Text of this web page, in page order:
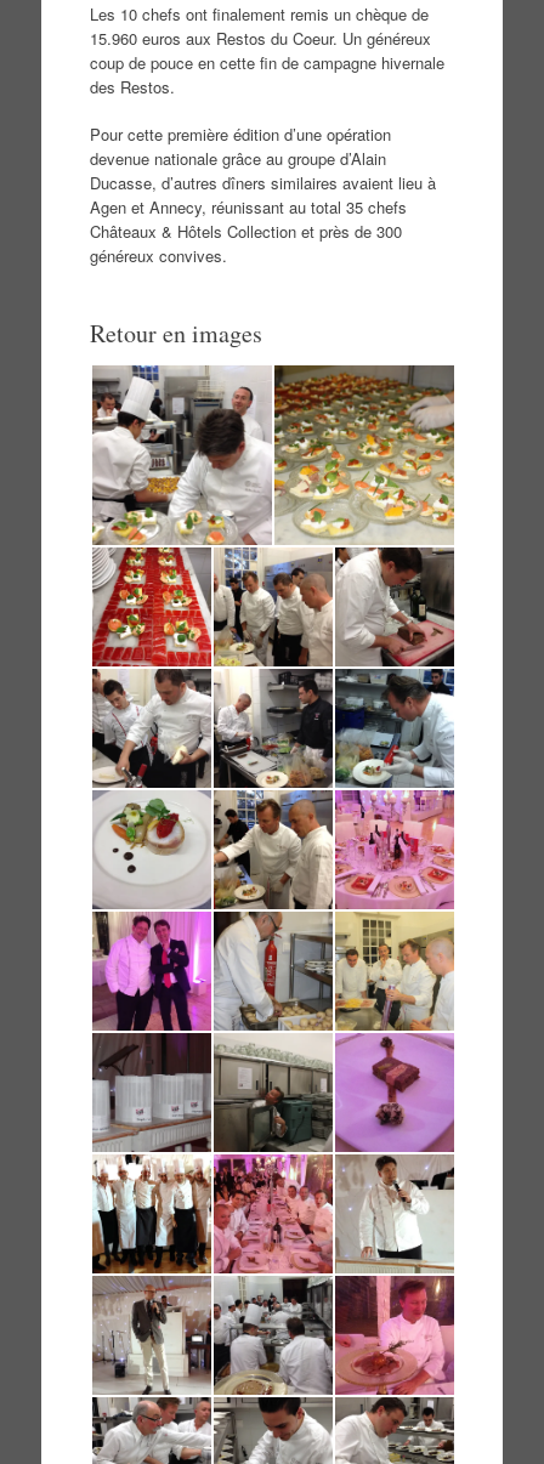
Les 10 chefs ont finalement remis un chèque de
15.960 euros aux Restos du Coeur. Un généreux
coup de pouce en cette fin de campagne hivernale
des Restos.
Pour cette première édition d’une opération
devenue nationale grâce au groupe d’Alain
Ducasse, d’autres dîners similaires avaient lieu à
Agen et Annecy, réunissant au total 35 chefs
Châteaux & Hôtels Collection et près de 300
généreux convives.
Retour en images